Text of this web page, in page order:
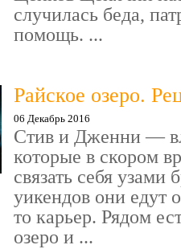
случилась беда,
помощь. ...
Райское озеро.
06 Декабрь 2016
Стив и Дженни —
которые в скором
связать себя узами
уикендов они едут
то карьер. Рядом
озеро и ...